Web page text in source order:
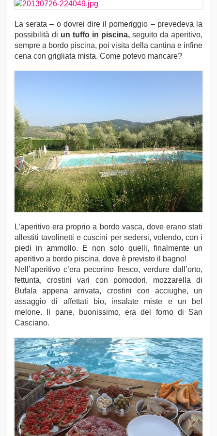
La serata – o dovrei dire il pomeriggio – prevedeva la
possibilità di un tuffo in piscina, seguito da aperitivo,
sempre a bordo piscina, poi visita della cantina e infine
cena con grigliata mista. Come potevo mancare?
L’aperitivo era proprio a bordo vasca, dove erano stati
allestiti tavolinetti e cuscini per sedersi, volendo, con i
piedi in ammollo. E non solo quelli, finalmente un
aperitivo a bordo piscina, dove è previsto il bagno!
Nell’aperitivo c’era pecorino fresco, verdure dall’orto,
fettunta, crostini vari con pomodori, mozzarella di
Bufala appena arrivata, crostini con acciughe, un
assaggio di affettati bio, insalate miste e un bel
melone. Il pane, buonissimo, era del forno di San
Casciano.